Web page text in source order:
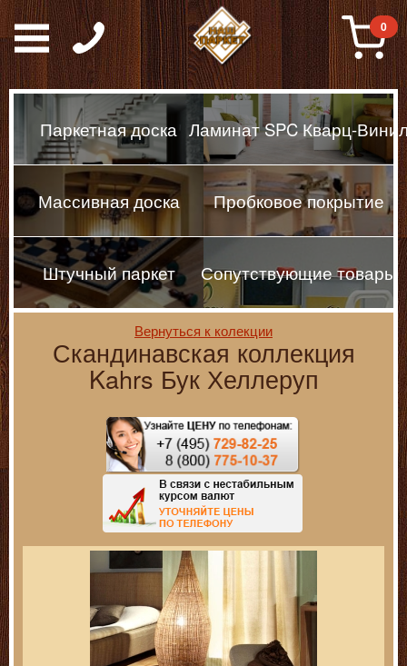
Паркет, Штучный
0
Паркетная доска Ламинат SPC Кварц-
Массивная доска Пробковое покрытие
Штучный паркет Сопутствующие товары
Скандинавская коллекция
Kahrs Бук Хеллеруп
Вернуться к колекции